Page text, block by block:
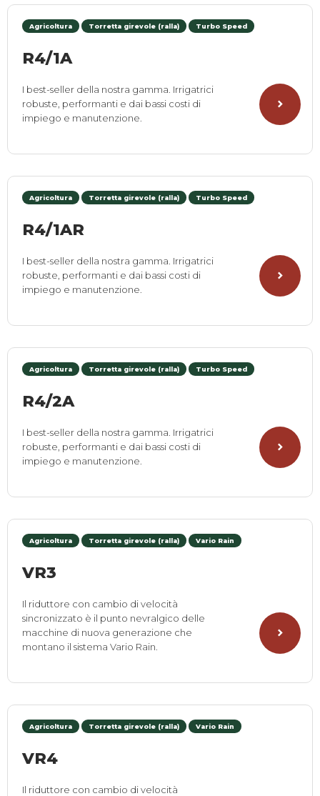
Agricoltura Torretta girevole (ralla) Turbo Speed
R4/1A
I best-seller della nostra gamma. Irrigatrici
robuste, performanti e dai bassi costi di
impiego e manutenzione.
Agricoltura Torretta girevole (ralla) Turbo Speed
R4/1AR
I best-seller della nostra gamma. Irrigatrici
robuste, performanti e dai bassi costi di
impiego e manutenzione.
Agricoltura Torretta girevole (ralla) Turbo Speed
R4/2A
I best-seller della nostra gamma. Irrigatrici
robuste, performanti e dai bassi costi di
impiego e manutenzione.
Agricoltura Torretta girevole (ralla) Vario Rain
VR3
Il riduttore con cambio di velocità
sincronizzato è il punto nevralgico delle
macchine di nuova generazione che
montano il sistema Vario Rain.
Agricoltura Torretta girevole (ralla) Vario Rain
VR4
Il riduttore con cambio di velocità